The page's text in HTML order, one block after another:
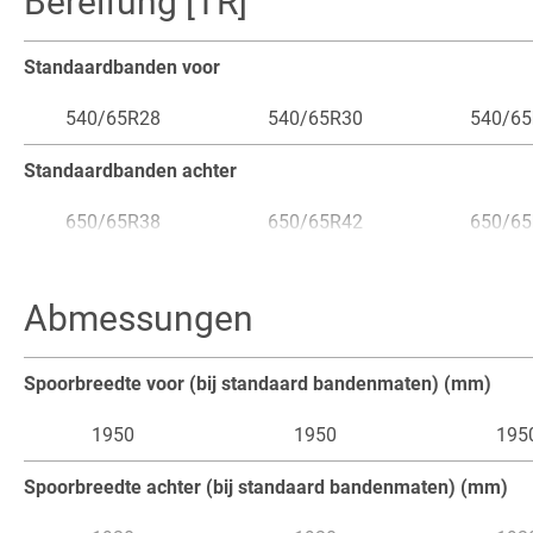
Max. hefvermogen achterhefinrichting (daN)
10360 10360
Max. hefvermogen fronthefinrichting (daN)
4418 4418
Standaardbanden voor
540/65R28 540/65R30 540/
Standaardbanden achter
650/65R38 650/65R42 650/
540/65R30
1e optie achterbanden
650/65R42 710/70R38 710/
2e optie voorbanden
Abmessungen
Spoorbreedte voor (bij standaard bandenmaten) (mm)
1950 1950
Spoorbreedte achter (bij standaard bandenmaten) (mm)